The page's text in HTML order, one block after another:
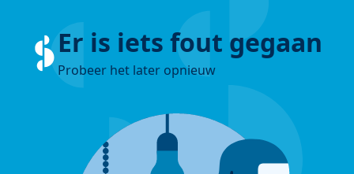
Er is iets fout gegaan
Probeer het later opnieuw